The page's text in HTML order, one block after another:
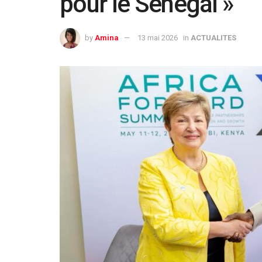
by Amina 13 mai 2026 in ACTUALITES